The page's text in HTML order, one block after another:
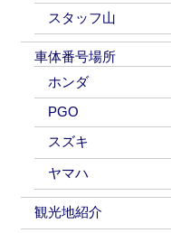
スタッフ山
車体番号場所
ホンダ
PGO
スズキ
ヤマハ
観光地紹介